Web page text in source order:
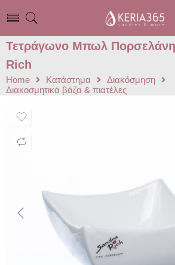
Τετράγωνο Μπωλ
Rich
Home Κατάστημα
Διακόσμηση
Διακοσμητικά βάζα & πιατέλες